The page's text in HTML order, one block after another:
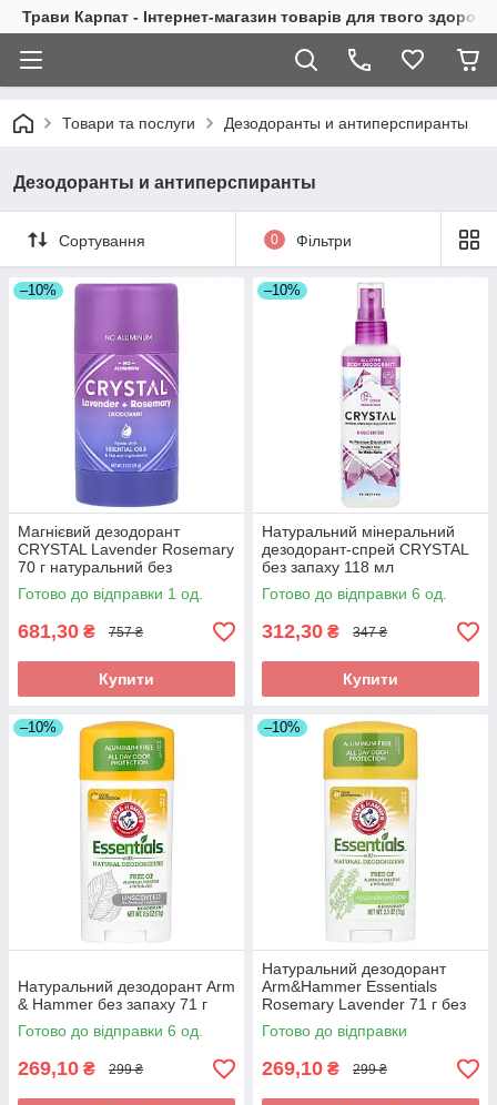
Трави Карпат - Інтернет-магазин товарів для твого
Товари та послуги Дезодоранты и антиперспиранты
Дезодоранты и антиперспиранты
Сортування 0 Фільтри
–10%
Магнієвий дезодорант
CRYSTAL Lavender Rosemary
70 г натуральний без
алюмінію та парабенів
Готово до відправки 1 од.
681,30 ₴ 757 ₴
Купити
–10%
Натуральний мінеральний
дезодорант-спрей CRYSTAL
без запаху 118 мл
Готово до відправки 6 од.
312,30 ₴ 347 ₴
Купити
–10%
Натуральний дезодорант Arm
& Hammer без запаху 71 г
Готово до відправки 6 од.
269,10 ₴ 299 ₴
–10%
Натуральний дезодорант
Arm&Hammer Essentials
Rosemary Lavender 71 г без
алюмінію з ароматом
розмарину та лаванди.
Готово до відправки
269,10 ₴ 299 ₴